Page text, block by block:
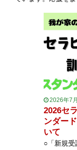
2026年7
2026セ
ンダー
いて
○「新規